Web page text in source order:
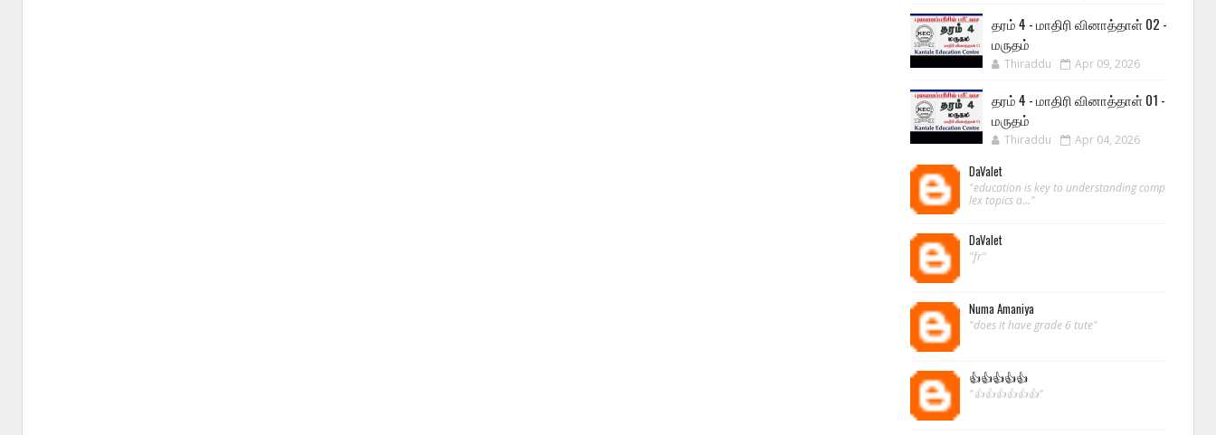
தரம் 4 - மாதிரி வினாத்தாள் 02 -
மருதம்
Thiraddu Apr 09, 2026
தரம் 4 - மாதிரி வினாத்தாள் 01 -
மருதம்
Thiraddu Apr 04, 2026
DaValet
"education is key to understanding comp
lex topics a..."
DaValet
"fr"
Numa Amaniya
"does it have grade 6 tute"
👍👍👍👍👍
"👍👍👍👍👍👍"